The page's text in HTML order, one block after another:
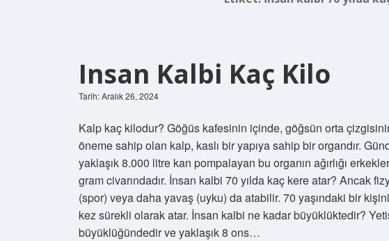
Insan Kalbi Kaç Kilo
Tarih: Aralık 26, 2024
Kalp kaç kilodur? Göğüs kafesinin içinde, göğsün orta
öneme sahip olan kalp, kaslı bir yapıya sahip bir organdır.
yaklaşık 8.000 litre kan pompalayan bu organın ağırlığı
gram civarındadır. İnsan kalbi 70 yılda kaç kere atar? Ancak
(spor) veya daha yavaş (uyku) da atabilir. 70 yaşındaki bir
kez sürekli olarak atar. İnsan kalbi ne kadar büyüklüktedir?
büyüklüğündedir ve yaklaşık 8 ons…